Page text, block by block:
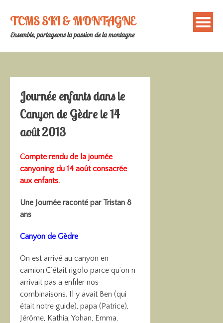
TCMS SKI & MONTAGNE
Ensemble, partageons la passion de la montagne
Journée enfants dans le
Canyon de Gèdre le 14
août 2013
Compte rendu de la journée
canyoning du 14 août consacrée
aux enfants.
Une Journée raconté par Tristan 8
ans
Canyon de Gèdre
On est arrivé au canyon en
camion.C’était rigolo parce qu’on n
arrivait pas a enfiler nos
combinaisons. Il y avait Ben (qui
était notre guide), papa (Patrice),
Jérôme, Kathia, Yohan, Emma,